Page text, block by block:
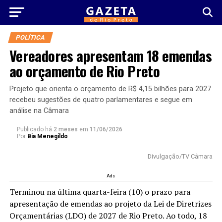
POLÍTICA
Vereadores apresentam 18 emendas
ao orçamento de Rio Preto
Projeto que orienta o orçamento de R$ 4,15 bilhões para 2027
recebeu sugestões de quatro parlamentares e segue em
análise na Câmara
Publicado há 2 meses em 11/06/2026
Por Bia Menegildo
Divulgação/TV Câmara
Ads
Terminou na última quarta-feira (10) o prazo para
apresentação de emendas ao projeto da Lei de Diretrizes
Orçamentárias (LDO) de 2027 de Rio Preto. Ao todo, 18